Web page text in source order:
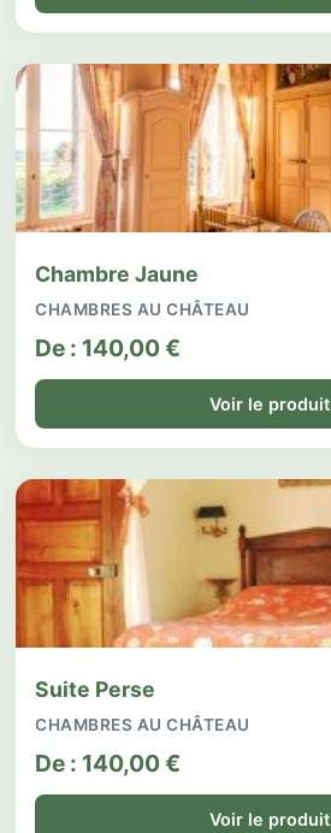
Chambre Jaune
CHAMBRES AU CHÂTEAU
De : 140,00€
Voir le produit
Suite Perse
CHAMBRES AU CHÂTEAU
De : 140,00€
Voir le produit